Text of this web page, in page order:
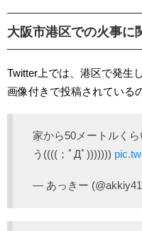
大阪市港区での火事
Twitter上では、港区で発生
画像付きで投稿されている
家から50メートルく
う((((；ﾟДﾟ)))))))
— あっきー